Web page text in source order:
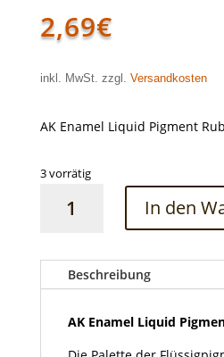
2,69€
inkl. MwSt. zzgl. Versandkosten
AK Enamel Liquid Pigment
3 vorrätig
Enamel
Rubble
Dust
Menge
In den
Beschreibung
AK Enamel Liquid